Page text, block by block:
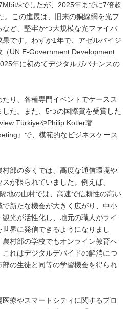
sでしたが、2025年までに7倍超
。この進展は、旧来の銅線網を光フ
など、堅牢かつ大規模な光ファイバ
です。わずか1年で、アゼルバイジ
（UN E-Government Development
年に初めてデジタルガバナンスの
り、各種専門イベントでケースス
た。また、5つの国際賞を受賞した
TürkiyeやPhilip Kotler著
』で、模範的なビジネスケース
部の多くでは、高度な通信環境や
が限られていました。例えば、
地の山村では、高速で信頼性の高い
新たな機会が大きく広がり、中小
光が活性化し、地元の職人がライ
界に発信できるようになりまし
村部の学校でもオンライン教育へ
れはデジタルデバイドの解消につ
の生徒と同等の学習機会を得られ
療やスマートシティに関するプロ